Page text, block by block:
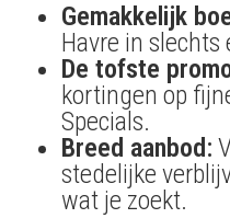
Gemakkelijk
Havre in
De tofste
kortingen op
Specials.
Breed aanbod:
stedelijke
wat je zoekt.